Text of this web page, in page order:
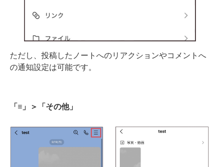
ただし、投稿したノートへのリアクションやコメントへ
の通知設定は可能です。
「≡」＞「その他」